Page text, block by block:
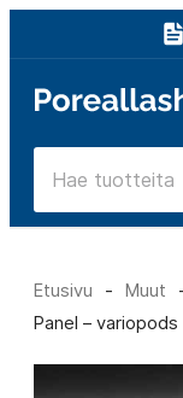
sisältöön
Poreallashuolto
Etusivu - Muut
Panel –